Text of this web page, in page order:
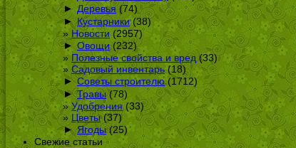
► Деревья (74)
► Кустарники(38)
Новости(2957)
► Овощи(232)
Полезные свойства и вред(33)
Садовый инвентарь (18)
► Советы строителю(1712)
► Травы(78)
Удобрения(33)
Цветы(37)
► Ягоды(25)
Свежие статьи